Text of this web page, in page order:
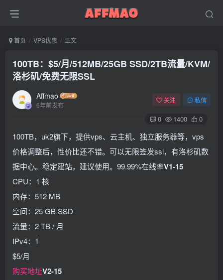
首页 VPS优惠 正文
100TB：$5/月/512MB/25GB SSD/2TB流量/KVM/
洛杉矶/免费无限SSL
Affmao
6年前发布
关注 私信
0 1400 0
100TB，uk2旗下，提供vps、云主机、独立服务器等，vps
价格调整后，性价比还不错。可以无限签发ssl，有洛杉矶数
据中心。稳定建站，建议使用。99.99%在线率V1-15
CPU：1 核
内存：512 MB
空间：25 GB SSD
流量：2 TB / 月
IPv4：1
$5/月
购买地址V2-15